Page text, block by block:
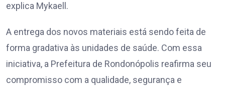
explica Mykaell.
A entrega dos novos materiais está sendo feita de
forma gradativa às unidades de saúde. Com essa
iniciativa, a Prefeitura de Rondonópolis reafirma seu
compromisso com a qualidade, segurança e